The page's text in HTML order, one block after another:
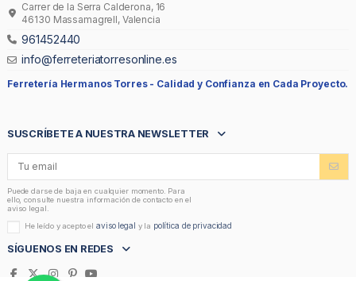
Carrer de la Serra Calderona, 16
46130 Massamagrell, Valencia
961452440
info@ferreteriatorresonline.es
Ferretería Hermanos Torres - Calidad y Confianza en Cada Proyecto.
SUSCRÍBETE A NUESTRA NEWSLETTER
Puede darse de baja en cualquier momento. Para
ello, consulte nuestra información de contacto en el
aviso legal.
He leído y acepto elaviso legal y la política de privacidad
SÍGUENOS EN REDES